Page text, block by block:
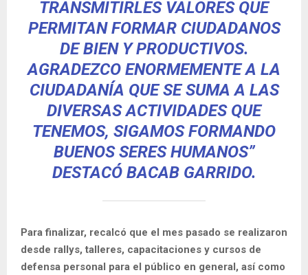
TRANSMITIRLES VALORES QUE
PERMITAN FORMAR CIUDADANOS
DE BIEN Y PRODUCTIVOS.
AGRADEZCO ENORMEMENTE A LA
CIUDADANÍA QUE SE SUMA A LAS
DIVERSAS ACTIVIDADES QUE
TENEMOS, SIGAMOS FORMANDO
BUENOS SERES HUMANOS”
DESTACÓ BACAB GARRIDO.
Para finalizar, recalcó que el mes pasado se realizaron
desde rallys, talleres, capacitaciones y cursos de
defensa personal para el público en general, así como